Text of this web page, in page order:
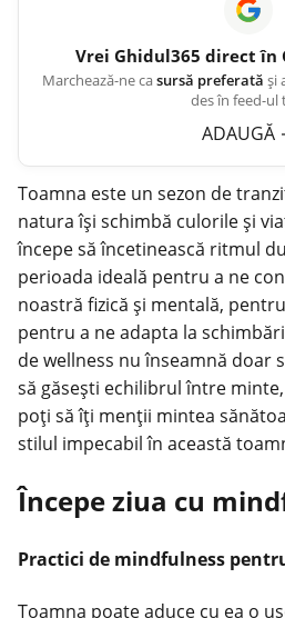
Vrei Ghidul365 direct în
Marchează-ne casursă preferată și
des în feed-ul
ADAUGĂ
Toamna este un sezon de
natura își schimbă culorile și
începe să încetinească ritmul
perioada ideală pentru a ne
noastră fizică și mentală,
pentru a ne adapta la
de wellness nu înseamnă doar
să găsești echilibrul între
poți să îți menții mintea
stilul impecabil în această
Începe ziua cu
Practici de mindfulness
Toamna poate aduce cu ea o